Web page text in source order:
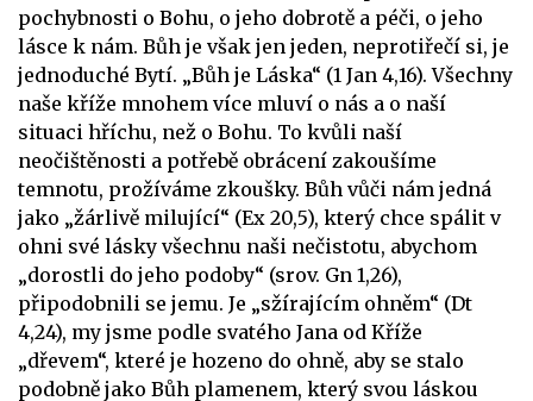
pochybnosti o Bohu, o jeho dobrotě a péči, o jeho
lásce k nám. Bůh je však jen jeden, neprotiřečí si, je
jednoduché Bytí. „Bůh je Láska“ (1 Jan 4,16). Všechny
naše kříže mnohem více mluví o nás a o naší
situaci hříchu, než o Bohu. To kvůli naší
neočištěnosti a potřebě obrácení zakoušíme
temnotu, prožíváme zkoušky. Bůh vůči nám jedná
jako „žárlivě milující“ (Ex 20,5), který chce spálit v
ohni své lásky všechnu naši nečistotu, abychom
„dorostli do jeho podoby“ (srov. Gn 1,26),
připodobnili se jemu. Je „sžírajícím ohněm“ (Dt
4,24), my jsme podle svatého Jana od Kříže
„dřevem“, které je hozeno do ohně, aby se stalo
podobně jako Bůh plamenem, který svou láskou